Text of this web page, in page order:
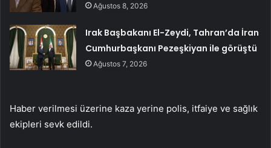
Ağustos 8, 2026
Irak Başbakanı El-Zeydi, Tahran’da İran
Cumhurbaşkanı Pezeşkiyan ile görüştü
Ağustos 7, 2026
Haber verilmesi üzerine kaza yerine polis, itfaiye ve sağlık
ekipleri sevk edildi.